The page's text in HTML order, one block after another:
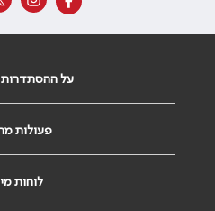
על ההסתדרות
פעולות
לוחות